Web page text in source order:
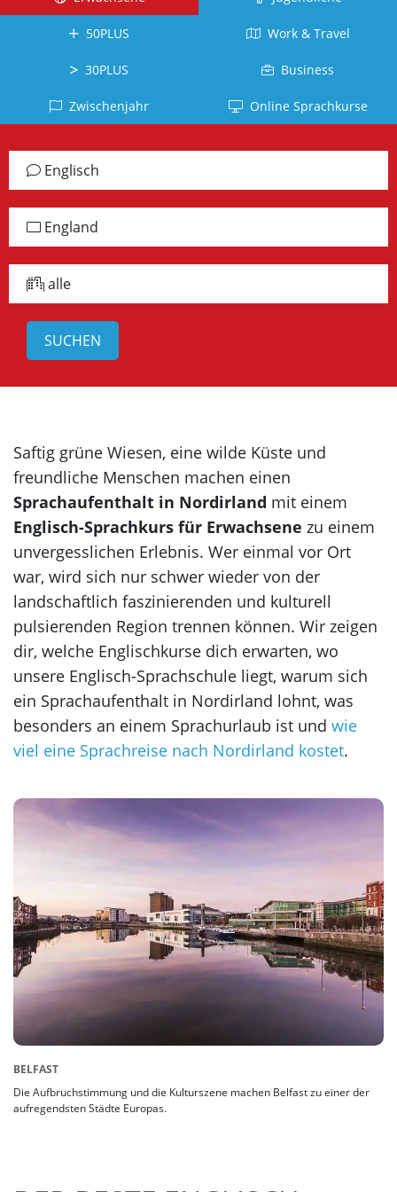
50PLUS Work & Travel
30PLUS Business
Zwischenjahr Online Sprachkurse
Englisch
England
alle
Saftig grüne Wiesen, eine wilde Küste und
freundliche Menschen machen einen
Sprachaufenthalt in Nordirland mit einem
Englisch-Sprachkurs für Erwachsene zu einem
unvergesslichen Erlebnis. Wer einmal vor Ort
war, wird sich nur schwer wieder von der
landschaftlich faszinierenden und kulturell
pulsierenden Region trennen können. Wir zeigen
dir, welche Englischkurse dich erwarten, wo
unsere Englisch-Sprachschule liegt, warum sich
ein Sprachaufenthalt in Nordirland lohnt, was
besonders an einem Sprachurlaub ist und wie
viel eine Sprachreise nach Nordirland kostet.
BELFAST
Die Aufbruchstimmung und die Kulturszene machen Belfast zu einer der
aufregendsten Städte Europas.
Kanada
Neuseeland
Südafrika
Irland
Schottland
Jamaika
alle
Länder
La
Arabisch
Jordanien
Türkei
Republik
Brasilien
Deutsch
Deutschland
Japanisch
Japan
Vietnam
Lettland